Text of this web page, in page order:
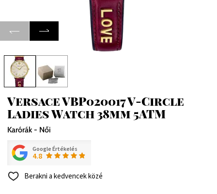
Versace VBP020017 V-Circle
Ladies Watch 38mm 5ATM
Karórák - Női
Google Értékelés
4.8
Berakni a kedvencek közé